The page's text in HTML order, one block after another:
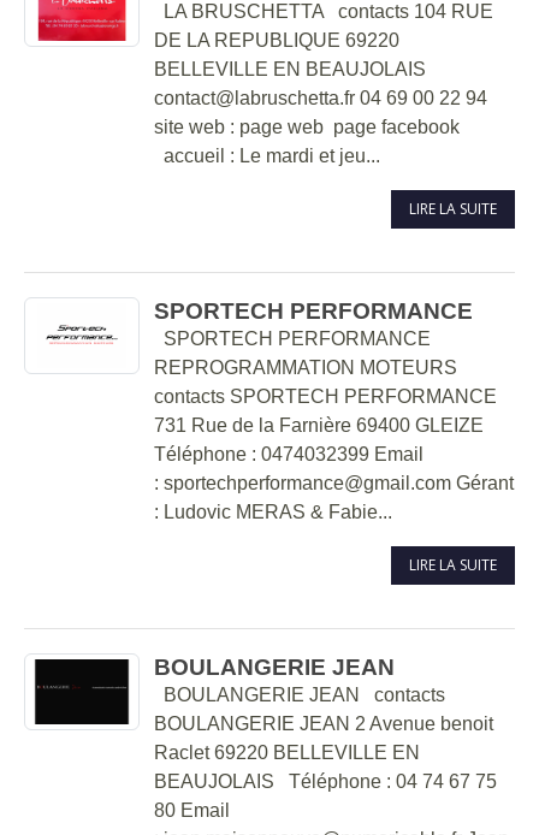
LA BRUSCHETTA contacts 104 RUE
DE LA REPUBLIQUE 69220
BELLEVILLE EN BEAUJOLAIS
contact@labruschetta.fr 04 69 00 22 94
site web : page web page facebook
accueil : Le mardi et jeu...
LIRE LA SUITE
SPORTECH PERFORMANCE
SPORTECH PERFORMANCE
REPROGRAMMATION MOTEURS
contacts SPORTECH PERFORMANCE
731 Rue de la Farnière 69400 GLEIZE
Téléphone : 0474032399 Email
: sportechperformance@gmail.com Gérant
: Ludovic MERAS & Fabie...
LIRE LA SUITE
BOULANGERIE JEAN
BOULANGERIE JEAN contacts
BOULANGERIE JEAN 2 Avenue benoit
Raclet 69220 BELLEVILLE EN
BEAUJOLAIS Téléphone : 04 74 67 75
80 Email